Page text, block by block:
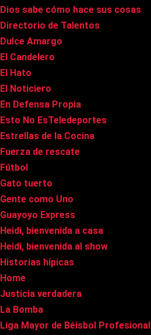
Dios sabe cómo hace sus cosas
Directorio de Talentos
Dulce Amargo
El Candelero
El Hato
El Noticiero
En Defensa Propia
Esto No EsTeledeportes
Estrellas de la Cocina
Fuerza de rescate
Fútbol
Gato tuerto
Gente como Uno
Guayoyo Express
Heidi, bienvenida a casa
Heidi, bienvenida al show
Historias hípicas
Home
Justicia verdadera
La Bomba
Liga Mayor de Béisbol Profesional